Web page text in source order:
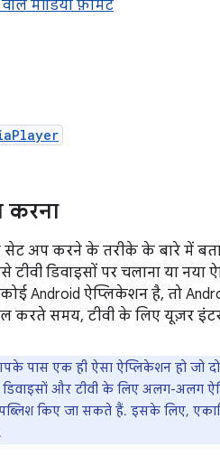
मीडिया फ़ॉर्मैट
करना
सेट अप करने के तरीके के बारे में
डिवाइसों पर चलाना या नया
Android ऐप्लिकेशन है, तो
करते समय, टीवी के लिए यूज़र
पास एक ही ऐसा ऐप्लिकेशन हो जो
और टीवी के लिए अलग-अलग
किए जा सकते हैं. इसके लिए,
.